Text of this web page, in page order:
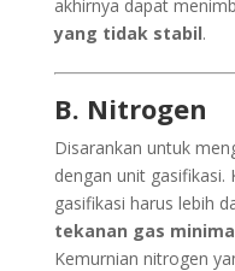
akhirnya dapat
yang tidak stabil.
B. Nitrogen
Disarankan untuk
dengan unit gasifikasi.
gasifikasi harus lebih
tekanan gas
Kemurnian nitrogen